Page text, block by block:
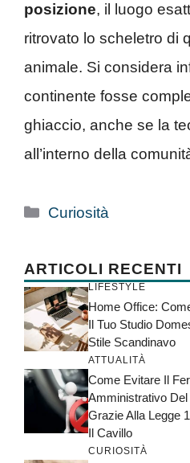
posizione, il luogo
ritrovato lo scheletro di
animale. Si considera
continente fosse
ghiaccio, anche se la
all’interno della
Categorie
Curiosità
ARTICOLI RECENTI
LIFESTYLE
Home Office:
Il Tuo Studio
Stile Scandinavo
ATTUALITÀ
Come Evitare Il
Amministrativo Del
Grazie Alla Legge
Il Cavillo
CURIOSITÀ